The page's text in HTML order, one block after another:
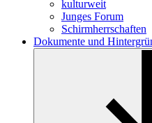
kulturweit
Junges Forum
Schirmherrschaften
Dokumente und